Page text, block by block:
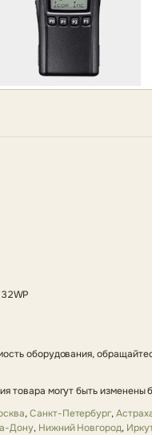
оборудования,
товара могут быть изменены
,Санкт-Петербург,
Дону, Нижний Новгород,